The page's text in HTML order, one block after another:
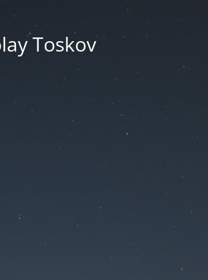
Toskov